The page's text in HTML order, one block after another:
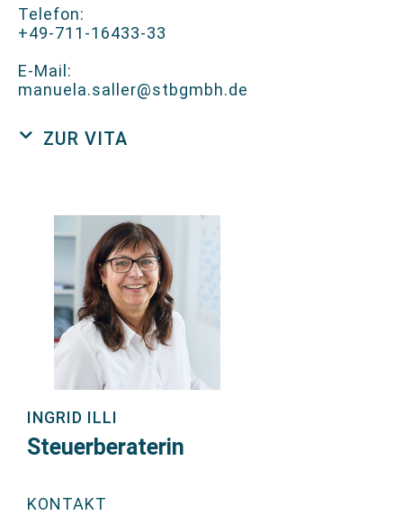
Telefon:
+49-711-16433-33
E-Mail:
manuela.saller@stbgmbh.de
ZUR VITA
INGRID ILLI
Steuerberaterin
KONTAKT